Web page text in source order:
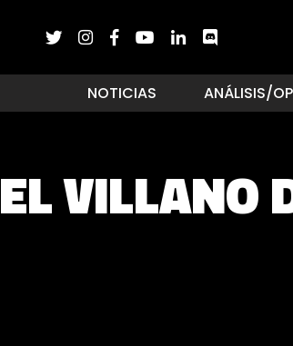
NOTICIAS ANÁLISIS/
EL VILLANO